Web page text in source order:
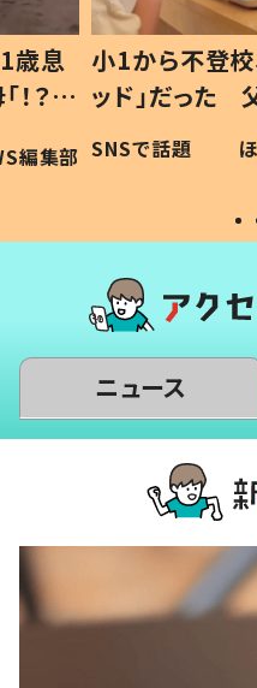
歳息
？」
編集部
小1から不登校
ッド」だった
作り続ける理
#令和の子
SNSで話題
ニュース